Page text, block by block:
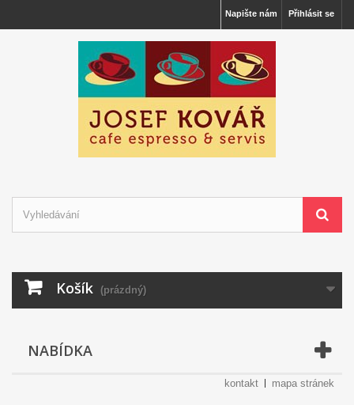
Přihlásit se
Napište nám
Košík (prázdný)
NABÍDKA
kontakt mapa stránek